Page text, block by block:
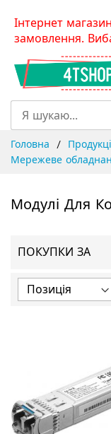
SkipІнтернет
замовлення.
Головна
Мережеве
Модулі Для
ПОКУПКИ ЗА